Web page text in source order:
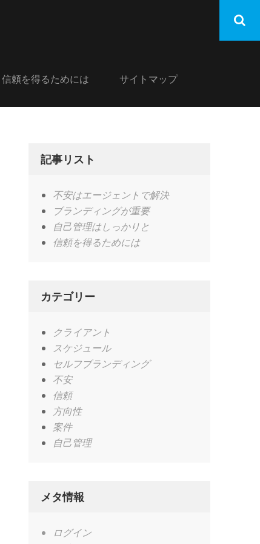
信頼を得るためには サイトマップ
記事リスト
不安はエージェントで解決
ブランディングが重要
自己管理はしっかりと
信頼を得るためには
カテゴリー
クライアント
スケジュール
セルフブランディング
不安
信頼
方向性
案件
自己管理
メタ情報
ログイン